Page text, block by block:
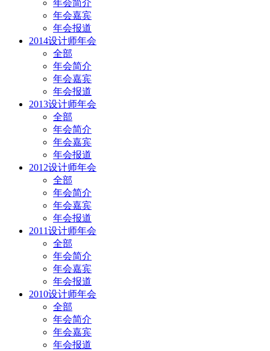
年会简介
年会嘉宾
年会报道
2014设计师年会
全部
年会简介
年会嘉宾
年会报道
2013设计师年会
全部
年会简介
年会嘉宾
年会报道
2012设计师年会
全部
年会简介
年会嘉宾
年会报道
2011设计师年会
全部
年会简介
年会嘉宾
年会报道
2010设计师年会
全部
年会简介
年会嘉宾
年会报道